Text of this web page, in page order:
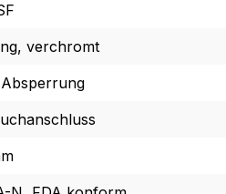
verchromt